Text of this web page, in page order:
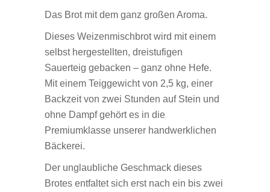
Das Brot mit dem ganz großen Aroma.
Dieses Weizenmischbrot wird mit einem
selbst hergestellten, dreistufigen
Sauerteig gebacken – ganz ohne Hefe.
Mit einem Teiggewicht von 2,5 kg, einer
Backzeit von zwei Stunden auf Stein und
ohne Dampf gehört es in die
Premiumklasse unserer handwerklichen
Bäckerei.
Der unglaubliche Geschmack dieses
Brotes entfaltet sich erst nach ein bis zwei